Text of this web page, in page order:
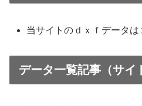
当サイトのｄｘｆデータは
データ一覧記事（サイ